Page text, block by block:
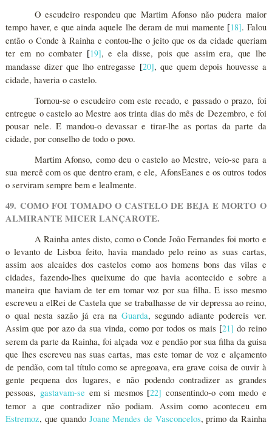
O escudeiro respondeu que Martim Afonso não pudera maior
tempo haver, e que ainda aquele lhe deram de mui mamente [18]. Falou
então o Conde à Rainha e contou-lhe o jeito que os da cidade queriam
ter em no combater [19], e ela disse, pois que assim era, que lhe
mandasse dizer que lho entregasse [20], que quem depois houvesse a
cidade, haveria o castelo.
Tornou-se o escudeiro com este recado, e passado o prazo, foi
entregue o castelo ao Mestre aos trinta dias do mês de Dezembro, e foi
pousar nele. E mandou-o devassar e tirar-lhe as portas da parte da
cidade, por conselho de todo o povo.
Martim Afonso, como deu o castelo ao Mestre, veio-se para a
sua mercê com os que dentro eram, e ele, AfonsEanes e os outros todos
o serviram sempre bem e lealmente.
49. COMO FOI TOMADO O CASTELO DE BEJA E MORTO O
ALMIRANTE MICER LANÇAROTE.
A Rainha antes disto, como o Conde João Fernandes foi morto e
o levanto de Lisboa feito, havia mandado pelo reino as suas cartas,
assim aos alcaides dos castelos como aos homens bons das vilas e
cidades, fazendo-lhes queixume do que havia acontecido e sobre a
maneira que haviam de ter em tomar voz por sua filha. E isso mesmo
escreveu a elRei de Castela que se trabalhasse de vir depressa ao reino,
o qual nesta sazão já era naGuarda, segundo adiante podereis ver.
Assim que por azo da sua vinda, como por todos os mais [21] do reino
serem da parte da Rainha, foi alçada voz e pendão por sua filha da guisa
que lhes escreveu nas suas cartas, mas este tomar de voz e alçamento
de pendão, com tal título como se apregoava, era grave coisa de ouvir à
gente pequena dos lugares, e não podendo contradizer as grandes
pessoas, gastavam-se em si mesmos [22] consentindo-o com medo e
temor a que contradizer não podiam. Assim como aconteceu em
Estremoz, que quando Joane Mendes de Vasconcelos, primo da Rainha